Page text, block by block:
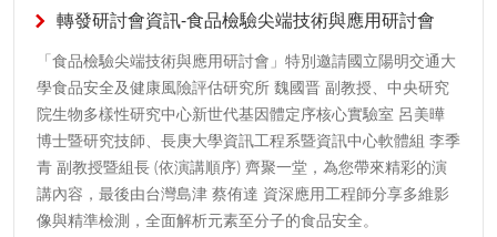
轉發研討會資訊-食品檢驗尖端技術與應用研討會
「食品檢驗尖端技術與應用研討會」特別邀請國立陽明交通大
學食品安全及健康風險評估研究所 魏國晋 副教授、中央研究
院生物多樣性研究中心新世代基因體定序核心實驗室 呂美曄
博士暨研究技師、長庚大學資訊工程系暨資訊中心軟體組 李季
青 副教授暨組長 (依演講順序) 齊聚一堂，為您帶來精彩的演
講內容，最後由台灣島津 蔡侑達 資深應用工程師分享多維影
像與精準檢測，全面解析元素至分子的食品安全。